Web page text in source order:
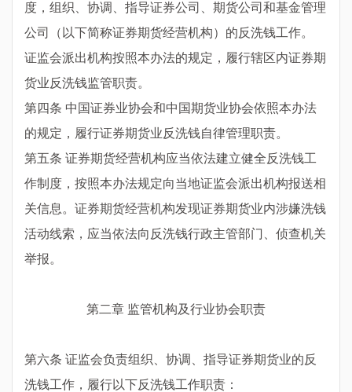
度，组织、协调、指导证券公司、期货公司和基金管理
公司（以下简称证券期货经营机构）的反洗钱工作。
证监会派出机构按照本办法的规定，履行辖区内证券期
货业反洗钱监管职责。
第四条 中国证券业协会和中国期货业协会依照本办法
的规定，履行证券期货业反洗钱自律管理职责。
第五条 证券期货经营机构应当依法建立健全反洗钱工
作制度，按照本办法规定向当地证监会派出机构报送相
关信息。证券期货经营机构发现证券期货业内涉嫌洗钱
活动线索，应当依法向反洗钱行政主管部门、侦查机关
举报。
第二章 监管机构及行业协会职责
第六条 证监会负责组织、协调、指导证券期货业的反
洗钱工作，履行以下反洗钱工作职责：